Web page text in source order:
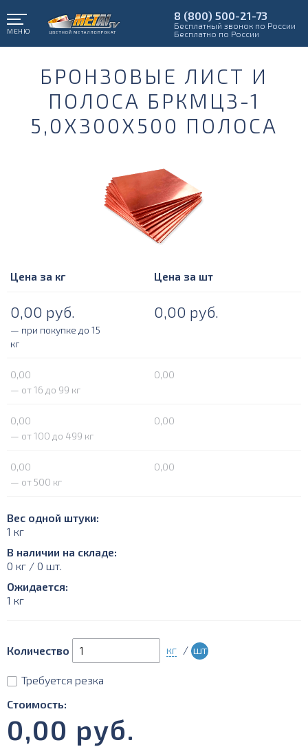
МЕНЮ
8 (800) 500-21-73
Бесплатный звонок по России
Бесплатно по России
БРОНЗОВЫЕ ЛИСТ И
ПОЛОСА БРКМЦ3-1
5,0Х300Х500 ПОЛОСА
Цена за кг Цена за шт
0,00 руб. 0,00 руб.
— при покупке до 15
кг
0,00
0,00
— от 16 до 99 кг
0,00
0,00
— от 100 до 499 кг
0,00
0,00
— от 500 кг
Вес одной штуки:
1 кг
В наличии на складе:
0 кг / 0 шт.
Ожидается:
1 кг
Количество кг / шт
Требуется резка
Стоимость:
0,00 руб.